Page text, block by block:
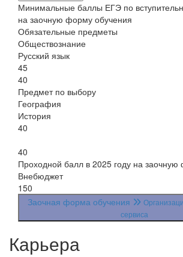
Минимальные баллы ЕГЭ по
на заочную форму обучения
Обязательные предметы
Обществознание
Русский язык
45
40
Предмет по выбору
География
История
40
40
Проходной балл в 2025 году на
Внебюджет
150
Заочная форма обучения
сервиса
Карьера